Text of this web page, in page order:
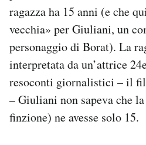
ragazza ha 15 anni (e che
vecchia» per Giuliani, un
personaggio di Borat). La
interpretata da un’attrice
resoconti giornalistici – il
– Giuliani non sapeva che
finzione) ne avesse solo 15.